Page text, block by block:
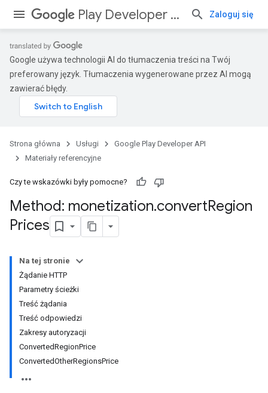
Play Developer API Zaloguj się
Google używa technologii AI do tłumaczenia treści na Twój
preferowany język. Tłumaczenia wygenerowane przez AI mogą
zawierać błędy.
Strona główna Usługi
Google Play Developer API
Materiały referencyjne
Czy te wskazówki były pomocne?
Method: monetization.convertRegion
Prices
Na tej stronie
Żądanie HTTP
Parametry ścieżki
Treść żądania
Treść odpowiedzi
Zakresy autoryzacji
ConvertedRegionPrice
ConvertedOtherRegionsPrice